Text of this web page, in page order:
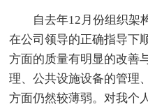
自去年12月份组织架
在公司领导的正确指导下
方面的质量有明显的改善
理、公共设施设备的管理
方面仍然较薄弱。对我个